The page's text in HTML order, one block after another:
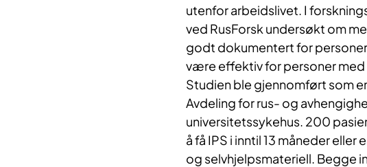
utenfor arbeidslivet. I
ved RusForsk undersøkt om
godt dokumentert for
være effektiv for personer med
Studien ble gjennomført som
Avdeling for rus- og
universitetssykehus. 200
å få IPS i inntil 13 måneder
og selvhjelpsmateriell. Begge